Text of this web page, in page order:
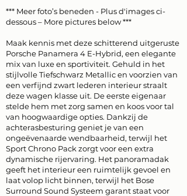
*** Meer foto’s beneden - Plus d'images ci-
dessous – More pictures below ***
Maak kennis met deze schitterend uitgeruste
Porsche Panamera 4 E-Hybrid, een elegante
mix van luxe en sportiviteit. Gehuld in het
stijlvolle Tiefschwarz Metallic en voorzien van
een verfijnd zwart lederen interieur straalt
deze wagen klasse uit. De eerste eigenaar
stelde hem met zorg samen en koos voor tal
van hoogwaardige opties. Dankzij de
achterasbesturing geniet je van een
ongeëvenaarde wendbaarheid, terwijl het
Sport Chrono Pack zorgt voor een extra
dynamische rijervaring. Het panoramadak
geeft het interieur een ruimtelijk gevoel en
laat volop licht binnen, terwijl het Bose
Surround Sound Systeem garant staat voor